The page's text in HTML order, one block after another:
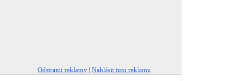
Odstranit reklamy | Nahlásit tuto reklamu